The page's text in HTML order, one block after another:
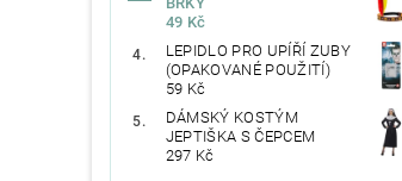
49 Kč
LEPIDLO PRO UPÍŘÍ ZUBY
(OPAKOVANÉ POUŽITÍ)
59 Kč
DÁMSKÝ KOSTÝM
JEPTIŠKA S ČEPCEM
297 Kč